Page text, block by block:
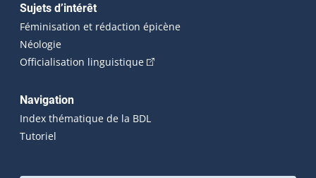
Sujets d’intérêt
Féminisation et rédaction épicène
Néologie
Officialisation linguistique(Cet hyperlien externe s'ouvrira
Navigation
Index thématique de la BDL
Tutoriel